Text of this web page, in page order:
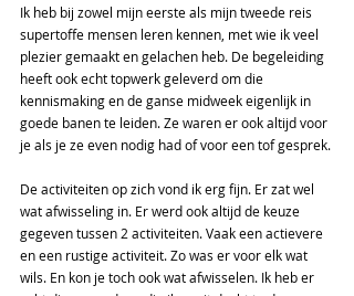
Ik heb bij zowel mijn eerste als mijn tweede reis
supertoffe mensen leren kennen, met wie ik veel
plezier gemaakt en gelachen heb. De begeleiding
heeft ook echt topwerk geleverd om die
kennismaking en de ganse midweek eigenlijk in
goede banen te leiden. Ze waren er ook altijd voor
je als je ze even nodig had of voor een tof gesprek.
De activiteiten op zich vond ik erg fijn. Er zat wel
wat afwisseling in. Er werd ook altijd de keuze
gegeven tussen 2 activiteiten. Vaak een actievere
en een rustige activiteit. Zo was er voor elk wat
wils. En kon je toch ook wat afwisselen. Ik heb er